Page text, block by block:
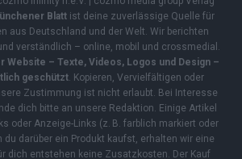
Blattist deine zuverlässige Quelle für
aus Deutschland und der Welt. Wir berichten
verständlich – online, mobil und crossmedial.
Website – Texte, Videos, Logos und Design –
geschützt. Kopieren, Vervielfältigen oder
Zustimmung ist nicht erlaubt. Bei Interesse
dich bitte an unsere Redaktion. Einige Artikel
oder Anzeige-Links (z. B. farblich markiert oder
du darüber ein Produkt kaufst, erhalten wir eine
dich entstehen keine Zusatzkosten. Der Kauf